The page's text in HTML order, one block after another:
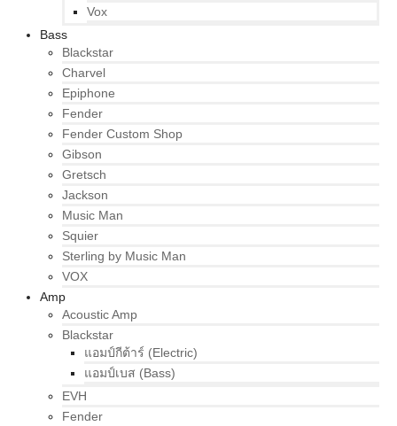
Vox
Bass
Blackstar
Charvel
Epiphone
Fender
Fender Custom Shop
Gibson
Gretsch
Jackson
Music Man
Squier
Sterling by Music Man
VOX
Amp
Acoustic Amp
Blackstar
แอมป์กีต้าร์ (Electric)
แอมป์เบส (Bass)
EVH
Fender